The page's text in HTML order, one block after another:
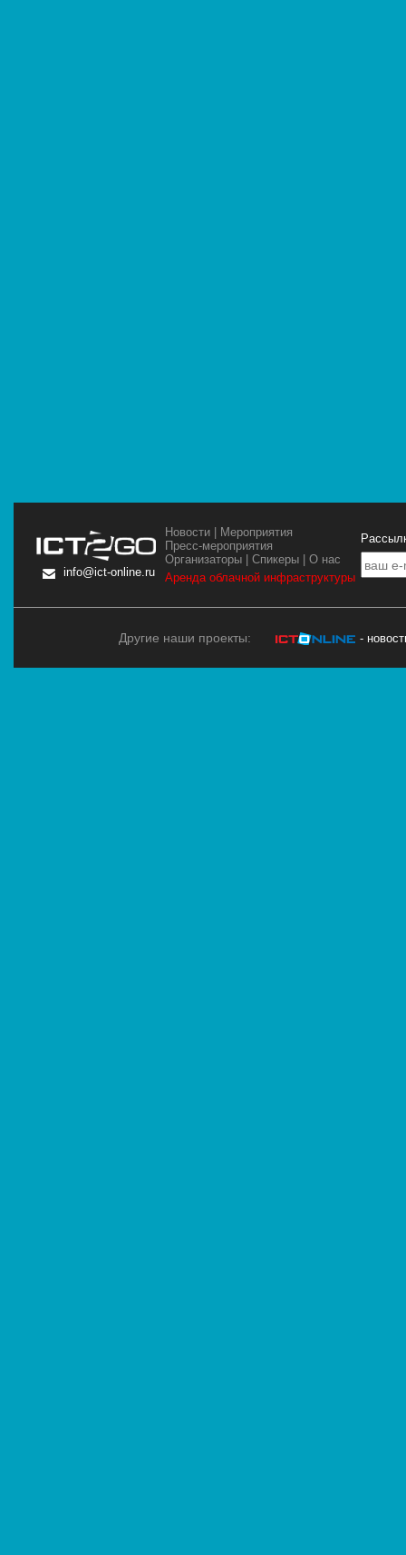
info@ict-online.ru
Новости
Мероприятия
Пресс-мероприятия
Организаторы |Спикеры |О нас
Аренда облачной инфраструктуры
Другие наши проекты: -